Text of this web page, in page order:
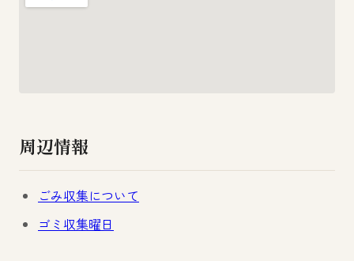
周辺情報
ごみ収集について
ゴミ収集曜日